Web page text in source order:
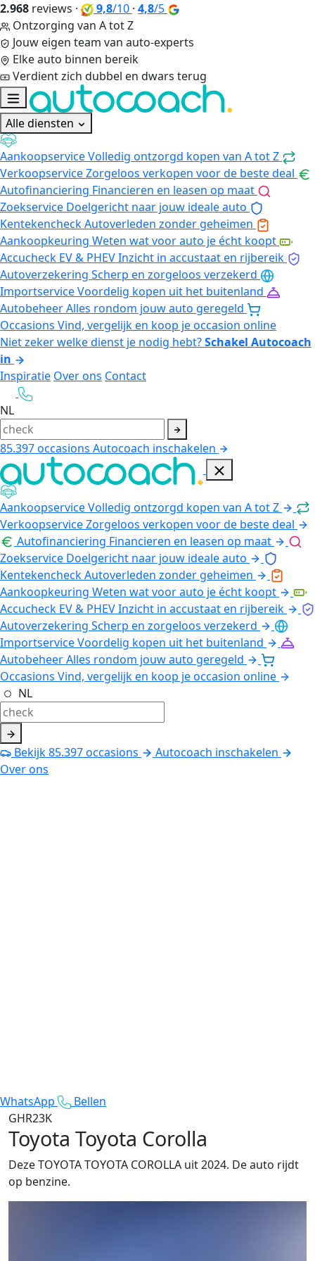
2.968 reviews · 9,8/10 · 4,8/5
Ontzorging van A tot Z
Jouw eigen team van auto-experts
Elke auto binnen bereik
Verdient zich dubbel en dwars terug
Alle diensten
AankoopserviceVolledig ontzorgd kopen van A tot Z
VerkoopserviceZorgeloos verkopen voor de beste deal
Autofinanciering Financieren en leasen op maat
Zoekservice Doelgericht naar jouw ideale auto
KentekencheckAutoverleden zonder geheimen
Aankoopkeuring Weten wat voor auto je écht koopt
Accucheck EV & PHEVInzicht in accustaat en rijbereik
Autoverzekering Scherp en zorgeloos verzekerd
ImportserviceVoordelig kopen uit het buitenland
AutobeheerAlles rondom jouw auto geregeld
Occasions Vind, vergelijk en koop je occasion online
Niet zeker welke dienst je nodig hebt?Schakel Autocoach
in
Inspiratie Over ons Contact
NL
85.397occasions Autocoach inschakelen
AankoopserviceVolledig ontzorgd kopen van A tot Z
VerkoopserviceZorgeloos verkopen voor de beste deal
Autofinanciering Financieren en leasen op maat
Zoekservice Doelgericht naar jouw ideale auto
KentekencheckAutoverleden zonder geheimen
Aankoopkeuring Weten wat voor auto je écht koopt
Accucheck EV & PHEVInzicht in accustaat en rijbereik
Autoverzekering Scherp en zorgeloos verzekerd
ImportserviceVoordelig kopen uit het buitenland
AutobeheerAlles rondom jouw auto geregeld
Occasions Vind, vergelijk en koop je occasion online
NL
Bekijk85.397occasions
Autocoach inschakelen
Over ons
WhatsApp
Bellen
GHR23K
Toyota Toyota Corolla
Deze TOYOTA TOYOTA COROLLA uit 2024. De auto rijdt
op benzine.